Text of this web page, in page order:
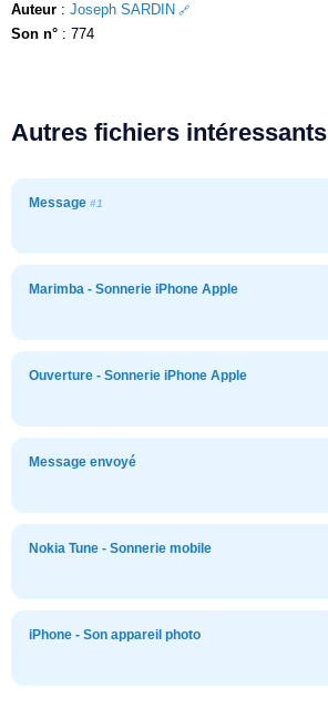
Auteur : Joseph SARDIN
Son n° : 774
Autres fichiers intéressants
Message #1
Marimba - Sonnerie iPhone Apple
Ouverture - Sonnerie iPhone Apple
Message envoyé
Nokia Tune - Sonnerie mobile
iPhone - Son appareil photo